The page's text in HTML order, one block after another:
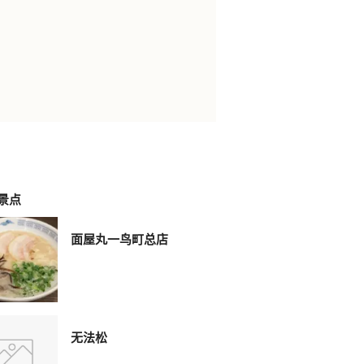
点
面屋丸一鸟町总店
无法松